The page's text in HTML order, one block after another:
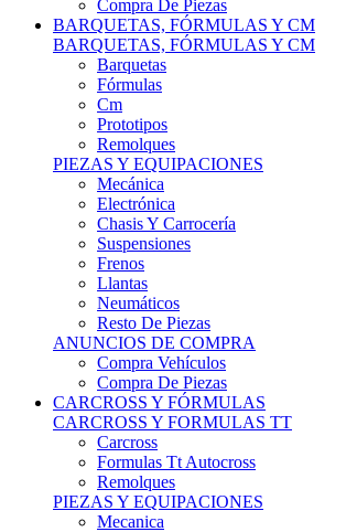
BARQUETAS, FÓRMULAS Y CM
Barquetas
Fórmulas
Cm
Prototipos
Remolques
PIEZAS Y EQUIPACIONES
Mecánica
Electrónica
Chasis Y Carrocería
Suspensiones
Frenos
Llantas
Neumáticos
Resto De Piezas
ANUNCIOS DE COMPRA
Compra Vehículos
Compra De Piezas
CARCROSS Y FÓRMULAS
CARCROSS Y FORMULAS TT
Carcross
Formulas Tt Autocross
Remolques
PIEZAS Y EQUIPACIONES
Mecanica
Electrónica